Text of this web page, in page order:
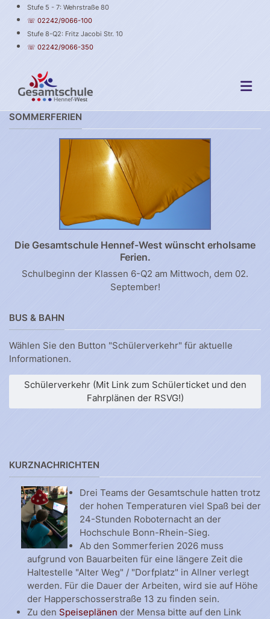
Stufe 5 - 7: Wehrstraße 80
☏ 02242/9066-100
Stufe 8-Q2: Fritz Jacobi Str. 10
☏ 02242/9066-350
SOMMERFERIEN
Die Gesamtschule Hennef-West wünscht erholsame
Ferien.
Schulbeginn der Klassen 6-Q2 am Mittwoch, dem 02.
September!
BUS & BAHN
Wählen Sie den Button "Schülerverkehr" für aktuelle
Informationen.
Schülerverkehr (Mit Link zum Schülerticket und den
Fahrplänen der RSVG!)
KURZNACHRICHTEN
Drei Teams der Gesamtschule hatten trotz
der hohen Temperaturen viel Spaß bei der
24-Stunden Roboternacht an der
Hochschule Bonn-Rhein-Sieg.
Ab den Sommerferien 2026 muss
aufgrund von Bauarbeiten für eine längere Zeit die
Haltestelle "Alter Weg" / "Dorfplatz" in Allner verlegt
werden. Für die Dauer der Arbeiten, wird sie auf Höhe
der Happerschosserstraße 13 zu finden sein.
Zu den Speiseplänen der Mensa bitte auf den Link